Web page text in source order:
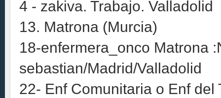
4 - zakiva. Trabajo. Valladolid
13. Matrona (Murcia)
18-enfermera_onco Matrona
sebastian/Madrid/Valladolid
22- Enf Comunitaria o Enf del